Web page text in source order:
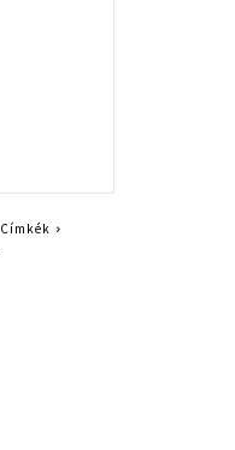
Címkék